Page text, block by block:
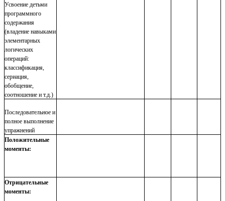
Усвоение детьми
программного
содержания
(владение навыками
элементарных
логических
операций:
классификация,
сериация,
обобщение,
соотношение и т.д.)
Последовательное и
полное выполнение
упражнений
Положительные
моменты:
Отрицательные
моменты: